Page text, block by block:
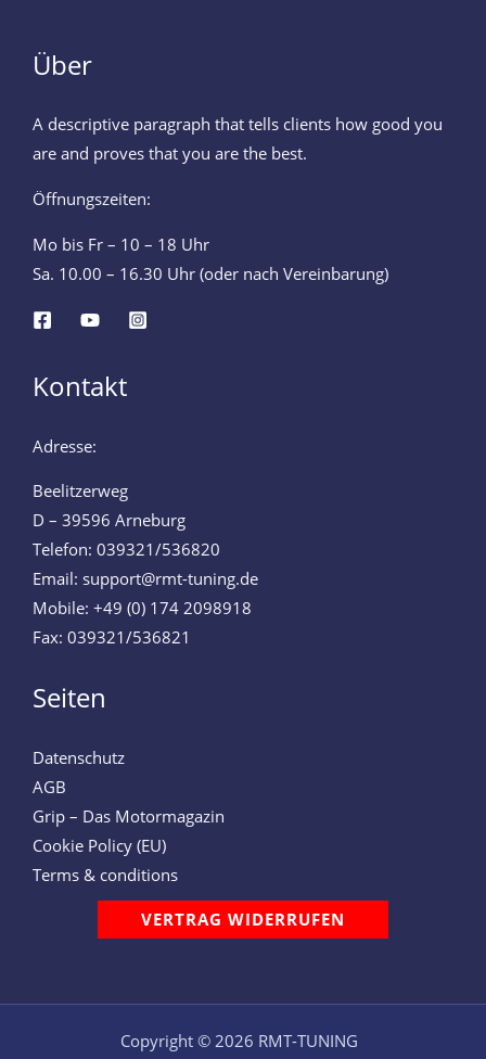
Über
A descriptive paragraph that tells clients how good you
are and proves that you are the best.
Öffnungszeiten:
Mo bis Fr – 10 – 18 Uhr
Sa. 10.00 – 16.30 Uhr (oder nach Vereinbarung)
Kontakt
Adresse:
Beelitzerweg
D – 39596 Arneburg
Telefon: 039321/536820
Email: support@rmt-tuning.de
Mobile: +49 (0) 174 2098918
Fax: 039321/536821
Seiten
Datenschutz
AGB
Grip – Das Motormagazin
Cookie Policy (EU)
Terms & conditions
VERTRAG WIDERRUFEN
Copyright © 2026 RMT-TUNING